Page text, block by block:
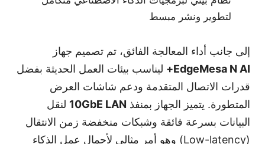
لتطوير ونشر مبسط
إلى جانب أداء المعالجة الفائق، تم تصميم جهاز
EdgeMesa N AI+
ليناسب بيئات العمل الحديثة بفضل
قدرات الاتصال المتقدمة ودعم شاشات العرض
المتطورة. يتميز الجهاز بمنفذ 10GbE LAN لنقل
البيانات بسرعة فائقة وشبكات منخفضة زمن الانتقال
(Low-latency) وهو أمر مثالي لأحمال عمل الذكاء